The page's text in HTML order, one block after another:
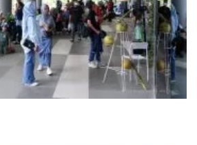
meningkat selama libur